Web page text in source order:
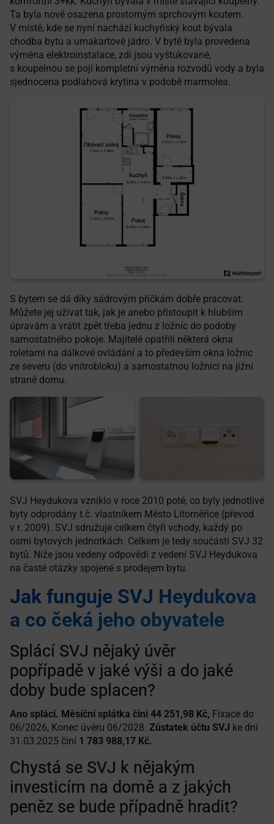
Ta byla nově osazena prostorným sprchovým koutem.
V místě, kde se nyní nachází kuchyňský kout bývala
chodba bytu a umakartové jádro. V bytě byla provedena
výměna elektroinstalace, zdi jsou vyštukované,
s koupelnou se pojí kompletní výměna rozvodů vody a byla
sjednocena podlahová krytina v podobě marmolea.
S bytem se dá díky sádrovým příčkám dobře pracovat.
Můžete jej užívat tak, jak je anebo přistoupit k hlubším
úpravám a vrátit zpět třeba jednu z ložnic do podoby
samostatného pokoje. Majitelé opatřili některá okna
roletami na dálkové ovládání a to především okna ložnic
ze severu (do vnitrobloku) a samostatnou ložnici na jižní
straně domu.
SVJ Heydukova vzniklo v roce 2010 poté, co byly jednotlivé
byty odprodány t.č. vlastníkem Město Litoměřice (převod
v r. 2009). SVJ sdružuje celkem čtyři vchody, každý po
osmi bytových jednotkách. Celkem je tedy součástí SVJ 32
bytů. Níže jsou vedeny odpovědi z vedení SVJ Heydukova
na časté otázky spojené s prodejem bytu.
Jak funguje SVJ Heydukova
a co čeká jeho obyvatele
Splácí SVJ nějaký úvěr
popřípadě v jaké výši a do jaké
doby bude splacen?
Ano splácí. Měsíční splátka činí 44 251,98 Kč, Fixace do
06/2026, Konec úvěru 06/2028. Zůstatek účtu SVJ ke dni
31.03.2025 činí 1 783 988,17 Kč.
Chystá se SVJ k nějakým
investicím na domě a z jakých
peněz se bude případně hradit?